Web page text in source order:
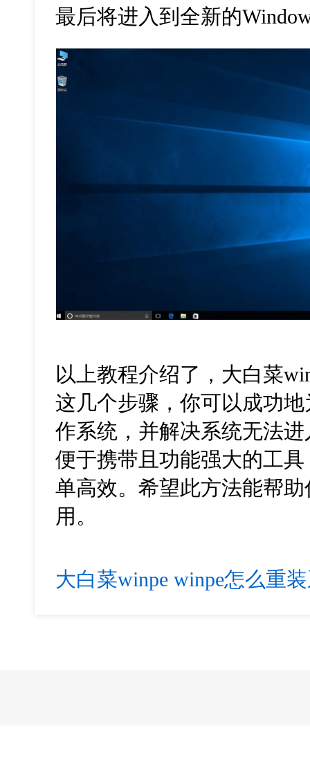
最后将进入到全新的
以上教程介绍了，大白菜
这几个步骤，你可以成功
作系统，并解决系统无法
便于携带且功能强大的工
单高效。希望此方法能帮
用。
大白菜winpe winpe怎么重